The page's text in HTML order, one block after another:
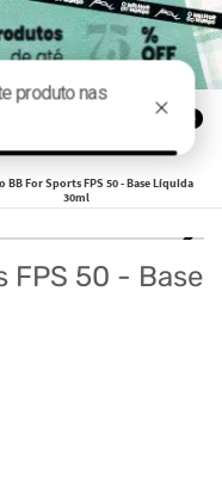
0
BB For Sports FPS 50 - Base Líquida
30ml
FPS 50 - Base